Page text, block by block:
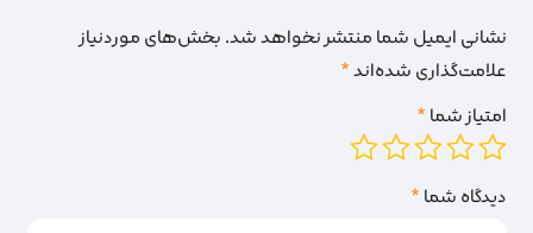
نشانی ایمیل شما منتشر نخواهد شد.بخش‌های موردنیاز
علامت‌گذاری شده‌اند*
امتیاز شما*
دیدگاه شما*